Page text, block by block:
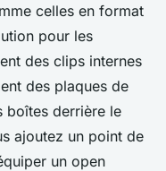
celles en format
pour les
des clips internes
des plaques de
boîtes derrière le
ajoutez un point de
un open